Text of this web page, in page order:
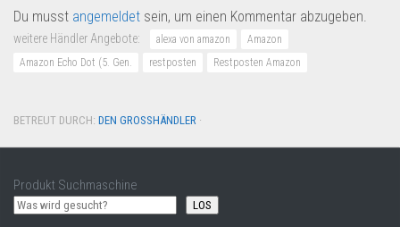
Du musst angemeldet sein, um einen Kommentar abzugeben.
weitere Händler Angebote: alexa von amazon
Amazon
Amazon Echo Dot (5. Gen.
restposten Restposten Amazon
BETREUT DURCH: DEN GROSSHÄNDLER ·
Produkt Suchmaschine
LOS